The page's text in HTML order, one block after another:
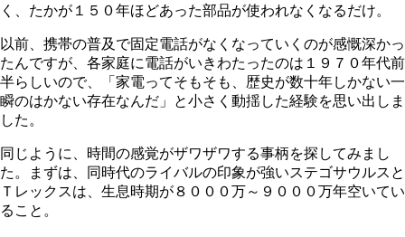
く、たかが１５０年ほどあった部品が使われなくなるだけ。
以前、携帯の普及で固定電話がなくなっていくのが感慨深かっ
たんですが、各家庭に電話がいきわたったのは１９７０年代前
半らしいので、「家電ってそもそも、歴史が数十年しかない一
瞬のはかない存在なんだ」と小さく動揺した経験を思い出しま
した。
同じように、時間の感覚がザワザワする事柄を探してみまし
た。まずは、同時代のライバルの印象が強いステゴサウルスと
Ｔレックスは、生息時期が８０００万～９０００万年空いてい
ること。